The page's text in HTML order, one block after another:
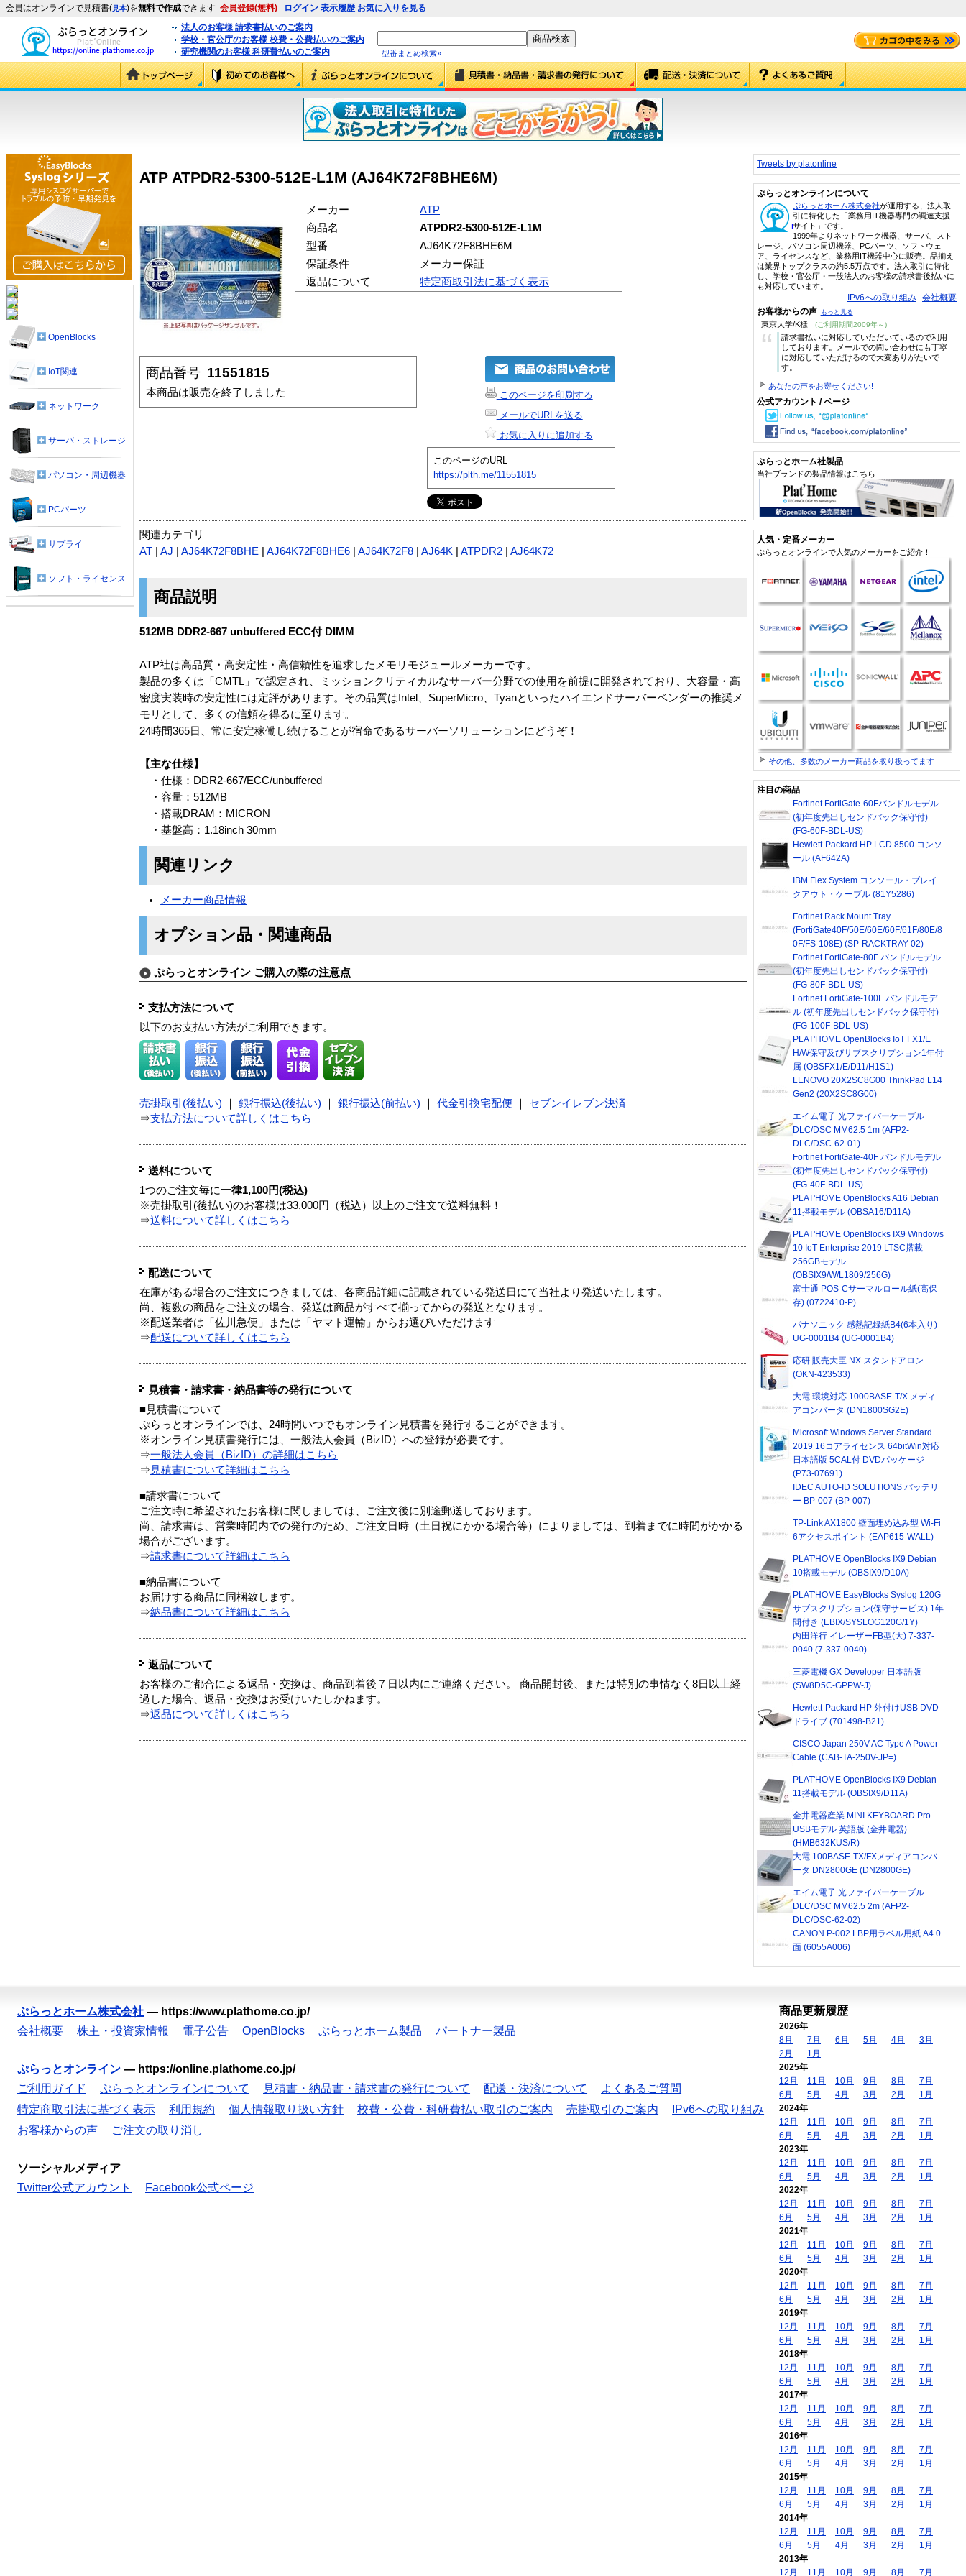
会員はオンラインで見積書(見本)を無料で作成できます 会員登録(無料) ログイン 表示履歴 お気に入りを見る
法人のお客様 請求書払いのご案内
学校・官公庁のお客様 校費・公費払いのご案内
研究機関のお客様 科研費払いのご案内
型番まとめ検索»
ATP ATPDR2-5300-512E-L1M (AJ64K72F8BHE6M)
メーカー
ATP
商品名
ATPDR2-5300-512E-L1M
型番
AJ64K72F8BHE6M
保証条件
メーカー保証
返品について
特定商取引法に基づく表示
商品番号 11551815
本商品は販売を終了しました
このページを印刷する
メールでURLを送る
お気に入りに追加する
このページのURL
https://plth.me/11551815
関連カテゴリ
AT
AJ AJ64K72F8BHE AJ64K72F8BHE6 AJ64K72F8 AJ64K ATPDR2 AJ64K72
商品説明
512MB DDR2-667 unbuffered ECC付 DIMM
ATP社は高品質・高安定性・高信頼性を追求したメモリモジュールメーカーです。
製品の多くは「CMTL」で認定され、ミッションクリティカルなサーバー分野での使用を前提に開発されており、大容量・高
密度実装時の安定性には定評があります。その品質はIntel、SuperMicro、Tyanといったハイエンドサーバーベンダーの推奨メ
モリとして、多くの信頼を得るに至ります。
24時間365日、常に安定稼働し続けることが宿命であるサーバーソリューションにどうぞ！
【主な仕様】
・仕様：DDR2-667/ECC/unbuffered
・容量：512MB
・搭載DRAM：MICRON
・基盤高：1.18inch 30mm
関連リンク
メーカー商品情報
オプション品・関連商品
ぷらっとオンライン ご購入の際の注意点
支払方法について
以下のお支払い方法がご利用できます。
売掛取引(後払い) 銀行振込(後払い) 銀行振込(前払い) 代金引換宅配便
セブンイレブン決済
⇒支払方法について詳しくはこちら
送料について
1つのご注文毎に一律1,100円(税込)
※売掛取引(後払い)のお客様は33,000円（税込）以上のご注文で送料無料！
⇒送料について詳しくはこちら
配送について
在庫がある場合のご注文につきましては、各商品詳細に記載されている発送日にて当社より発送いたします。
尚、複数の商品をご注文の場合、発送は商品がすべて揃ってからの発送となります。
※配送業者は「佐川急便」または「ヤマト運輸」からお選びいただけます
⇒配送について詳しくはこちら
見積書・請求書・納品書等の発行について
■見積書について
ぷらっとオンラインでは、24時間いつでもオンライン見積書を発行することができます。
※オンライン見積書発行には、一般法人会員（BizID）への登録が必要です。
⇒一般法人会員（BizID）の詳細はこちら
⇒ 見積書について詳細はこちら
■請求書について
ご注文時に希望されたお客様に関しましては、ご注文後に別途郵送しております。
尚、請求書は、営業時間内での発行のため、ご注文日時（土日祝にかかる場合等）によりましては、到着までに時間がかかる
場合がございます。
⇒請求書について詳細はこちら
■納品書について
お届けする商品に同梱致します。
⇒納品書について詳細はこちら
返品について
お客様のご都合による返品・交換は、商品到着後７日以内にご連絡ください。 商品開封後、または特別の事情なく8日以上経
過した場合、返品・交換はお受けいたしかねます。
⇒返品について詳しくはこちら
OpenBlocks
IoT関連
ネットワーク
サーバ・ストレージ
パソコン・周辺機器
PCパーツ
サプライ
ソフト・ライセンス
Tweets by platonline
ぷらっとオンラインについて
ぷらっとホーム株式会社が運用する、法人取
引に特化した「業務用IT機器専門の調達支援
サイト」です。
1999年よりネットワーク機器、サーバ、スト
レージ、パソコン周辺機器、PCパーツ、ソフトウェ
ア、ライセンスなど、業務用IT機器中心に販売。品揃え
は業界トップクラスの約5.5万点です。法人取引に特化
し、学校・官公庁・一般法人のお客様の請求書後払いに
も対応しています。
IPv6への取り組み 会社概要
お客様からの声 もっと見る
東京大学/K様 (ご利用期間2009年～)
“
請求書払いに対応していただいているので利用
しております。メールでの問い合わせにも丁寧
に対応していただけるので大変ありがたいで
す。
あなたの声をお寄せください!
公式アカウント / ページ
ぷらっとホーム社製品
当社ブランドの製品情報はこちら
人気・定番メーカー
ぷらっとオンラインで人気のメーカーをご紹介！
その他、多数のメーカー商品を取り扱ってます
注目の商品
Fortinet FortiGate-60Fバンドルモデル
(初年度先出しセンドバック保守付)
(FG-60F-BDL-US)
Hewlett-Packard HP LCD 8500 コンソ
ール (AF642A)
IBM Flex System コンソール・ブレイ
クアウト・ケーブル (81Y5286)
Fortinet Rack Mount Tray
(FortiGate40F/50E/60E/60F/61F/80E/8
0F/FS-108E) (SP-RACKTRAY-02)
Fortinet FortiGate-80F バンドルモデル
(初年度先出しセンドバック保守付)
(FG-80F-BDL-US)
Fortinet FortiGate-100F バンドルモデ
ル (初年度先出しセンドバック保守付)
(FG-100F-BDL-US)
PLAT'HOME OpenBlocks IoT FX1/E
H/W保守及びサブスクリプション1年付
属 (OBSFX1/E/D11/H1S1)
LENOVO 20X2SC8G00 ThinkPad L14
Gen2 (20X2SC8G00)
エイム電子 光ファイバーケーブル
DLC/DSC MM62.5 1m (AFP2-
DLC/DSC-62-01)
Fortinet FortiGate-40F バンドルモデル
(初年度先出しセンドバック保守付)
(FG-40F-BDL-US)
PLAT'HOME OpenBlocks A16 Debian
11搭載モデル (OBSA16/D11A)
PLAT'HOME OpenBlocks IX9 Windows
10 IoT Enterprise 2019 LTSC搭載
256GBモデル
(OBSIX9/W/L1809/256G)
富士通 POS-Cサーマルロール紙(高保
存) (0722410-P)
パナソニック 感熱記録紙B4(6本入り)
UG-0001B4 (UG-0001B4)
応研 販売大臣 NX スタンドアロン
(OKN-423533)
大電 環境対応 1000BASE-T/X メディ
アコンバータ (DN1800SG2E)
Microsoft Windows Server Standard
2019 16コアライセンス 64bitWin対応
日本語版 5CAL付 DVDパッケージ
(P73-07691)
IDEC AUTO-ID SOLUTIONS バッテリ
ー BP-007 (BP-007)
TP-Link AX1800 壁面埋め込み型 Wi-Fi
6アクセスポイント (EAP615-WALL)
PLAT'HOME OpenBlocks IX9 Debian
10搭載モデル (OBSIX9/D10A)
PLAT'HOME EasyBlocks Syslog 120G
サブスクリプション(保守サービス) 1年
間付き (EBIX/SYSLOG120G/1Y)
内田洋行 イレーザーFB型(大) 7-337-
0040 (7-337-0040)
三菱電機 GX Developer 日本語版
(SW8D5C-GPPW-J)
Hewlett-Packard HP 外付けUSB DVD
ドライブ (701498-B21)
CISCO Japan 250V AC Type A Power
Cable (CAB-TA-250V-JP=)
PLAT'HOME OpenBlocks IX9 Debian
11搭載モデル (OBSIX9/D11A)
金井電器産業 MINI KEYBOARD Pro
USBモデル 英語版 (金井電器)
(HMB632KUS/R)
大電 100BASE-TX/FXメディアコンバ
ータ DN2800GE (DN2800GE)
エイム電子 光ファイバーケーブル
DLC/DSC MM62.5 2m (AFP2-
DLC/DSC-62-02)
CANON P-002 LBP用ラベル用紙 A4 0
面 (6055A006)
ぷらっとホーム株式会社 — https://www.plathome.co.jp/
会社概要
株主・投資家情報 電子公告 OpenBlocks ぷらっとホーム製品 パートナー製品
ぷらっとオンライン — https://online.plathome.co.jp/
ご利用ガイド
ぷらっとオンラインについて 見積書・納品書・請求書の発行について 配送・決済について
よくあるご質問
特定商取引法に基づく表示
利用規約 個人情報取り扱い方針 校費・公費・科研費払い取引のご案内 売掛取引のご案内
IPv6への取り組み
お客様からの声
ご注文の取り消し
ソーシャルメディア
Twitter公式アカウント
Facebook公式ページ
商品更新履歴
2026年
8月
7月 6月 5月 4月
3月
2月
1月
2025年
12月
11月 10月 9月 8月
7月
6月
5月 4月 3月 2月
1月
2024年
12月
11月 10月 9月 8月
7月
6月
5月 4月 3月 2月
1月
2023年
12月
11月 10月 9月 8月
7月
6月
5月 4月 3月 2月
1月
2022年
12月
11月 10月 9月 8月
7月
6月
5月 4月 3月 2月
1月
2021年
12月
11月 10月 9月 8月
7月
6月
5月 4月 3月 2月
1月
2020年
12月
11月 10月 9月 8月
7月
6月
5月 4月 3月 2月
1月
2019年
12月
11月 10月 9月 8月
7月
6月
5月 4月 3月 2月
1月
2018年
12月
11月 10月 9月 8月
7月
6月
5月 4月 3月 2月
1月
2017年
12月
11月 10月 9月 8月
7月
6月
5月 4月 3月 2月
1月
2016年
12月
11月 10月 9月 8月
7月
6月
5月 4月 3月 2月
1月
2015年
12月
11月 10月 9月 8月
7月
6月
5月 4月 3月 2月
1月
2014年
12月
11月 10月 9月 8月
7月
6月
5月 4月 3月 2月
1月
2013年
12月
11月 10月 9月 8月 7月